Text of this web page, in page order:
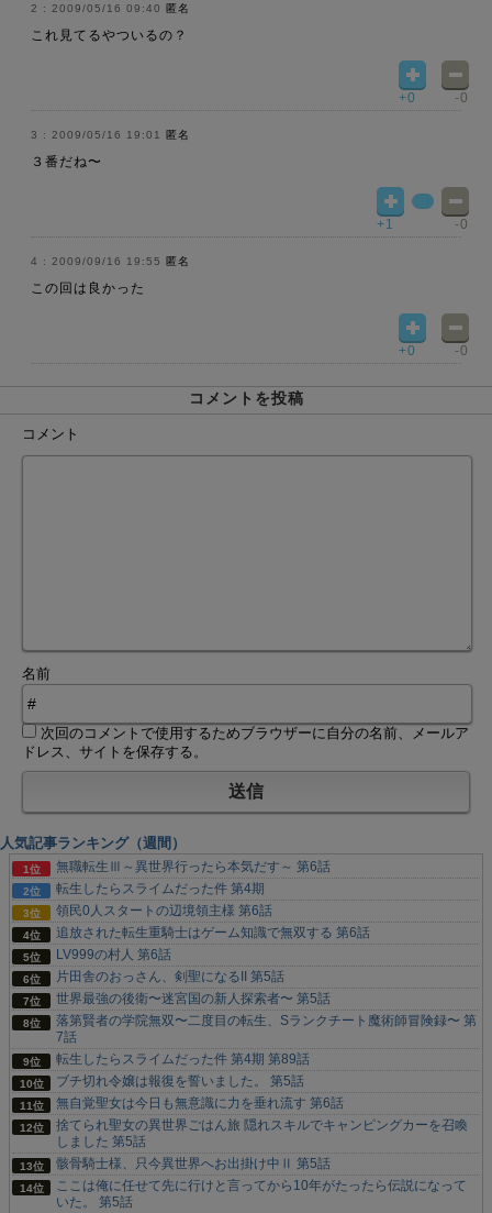
2009/05/16 09:40 匿名
これ見てるやついるの？
+0 -0
2009/05/16 19:01 匿名
３番だね〜
+1 -0
2009/09/16 19:55 匿名
この回は良かった
+0 -0
コメントを投稿
コメント
名前
次回のコメントで使用するためブラウザーに自分の名前、メールア
ドレス、サイトを保存する。
人気記事ランキング（週間）
無職転生Ⅲ～異世界行ったら本気だす～ 第6話
転生したらスライムだった件 第4期
領民0人スタートの辺境領主様 第6話
追放された転生重騎士はゲーム知識で無双する 第6話
LV999の村人 第6話
片田舎のおっさん、剣聖になるII 第5話
世界最強の後衛〜迷宮国の新人探索者〜 第5話
落第賢者の学院無双〜二度目の転生、Sランクチート魔術師冒険録〜 第
7話
転生したらスライムだった件 第4期 第89話
ブチ切れ令嬢は報復を誓いました。 第5話
無自覚聖女は今日も無意識に力を垂れ流す 第6話
捨てられ聖女の異世界ごはん旅 隠れスキルでキャンピングカーを召喚
しました 第5話
骸骨騎士様、只今異世界へお出掛け中Ⅱ 第5話
ここは俺に任せて先に行けと言ってから10年がたったら伝説になって
いた。 第5話